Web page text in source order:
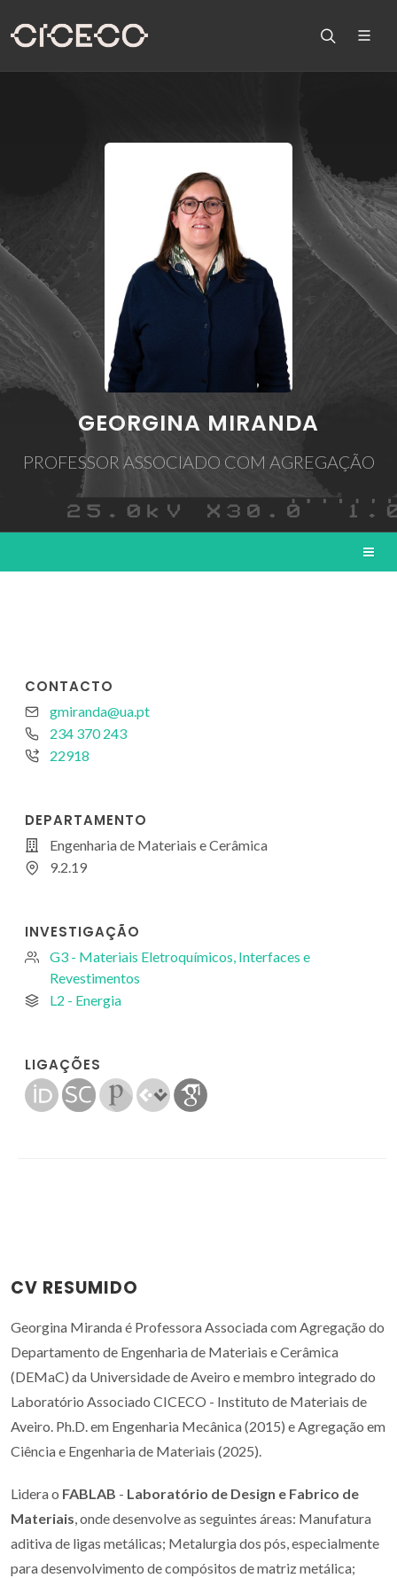
GEORGINA MIRANDA
PROFESSOR ASSOCIADO COM AGREGAÇÃO
CONTACTO
gmiranda@ua.pt
234 370 243
22918
DEPARTAMENTO
Engenharia de Materiais e Cerâmica
9.2.19
INVESTIGAÇÃO
G3 - Materiais Eletroquímicos, Interfaces e
Revestimentos
L2 - Energia
LIGAÇÕES
CV RESUMIDO
Georgina Miranda é Professora Associada com Agregação do
Departamento de Engenharia de Materiais e Cerâmica
(DEMaC) da Universidade de Aveiro e membro integrado do
Laboratório Associado CICECO - Instituto de Materiais de
Aveiro. Ph.D. em Engenharia Mecânica (2015) e Agregação em
Ciência e Engenharia de Materiais (2025).
Lidera o FABLAB - Laboratório de Design e Fabrico de
Materiais, onde desenvolve as seguintes áreas: Manufatura
aditiva de ligas metálicas; Metalurgia dos pós, especialmente
para desenvolvimento de compósitos de matriz metálica;